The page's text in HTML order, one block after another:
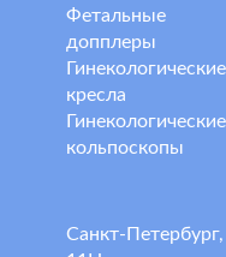
Фетальные
допплеры
Гинекологические
кресла
Гинекологические
кольпоскопы
Санкт-